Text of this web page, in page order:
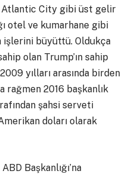
Atlantic City gibi üst gelir
otel ve kumarhane gibi
işlerini büyüttü. Oldukça
olan Trump’ın sahip
yılları arasında birden
rağmen 2016 başkanlık
şahsi serveti
doları olarak
Başkanlığı’na